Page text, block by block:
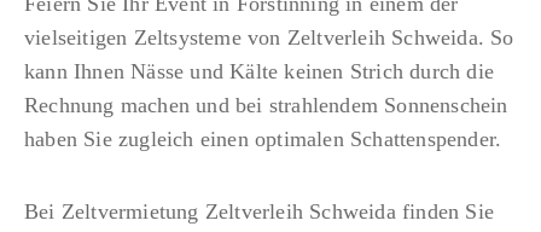
g
l
l
e
i
h
vielseitigen Zeltsysteme von Zeltverleih Schweida. So
kann Ihnen Nässe und Kälte keinen Strich durch die
Rechnung machen und bei strahlendem Sonnenschein
haben Sie zugleich einen optimalen Schattenspender.
Bei Zeltvermietung Zeltverleih Schweida finden Sie